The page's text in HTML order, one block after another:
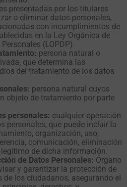
presentadas por los titulares
o eliminar datos personales,
con incumplimientos de
en la Ley Orgánica de
(LOPDP).
persona natural o
que determina las
del tratamiento de los datos
persona natural cuyos
objeto de tratamiento por parte
personales: cualquier operación
personales, que puede incluir la
organización, uso,
comunicación, eliminación
de dicha información.
de Datos Personales: Órgano
y garantizar la protección de
de los ciudadanos, asegurando el